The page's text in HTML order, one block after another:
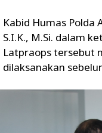
Kabid Humas Polda
S.I.K., M.Si. dalam
Latpraops tersebut
dilaksanakan